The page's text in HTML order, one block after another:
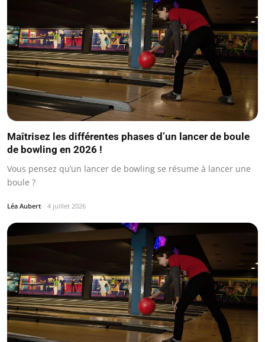
Maîtrisez les différentes phases d’un lancer de boule
de bowling en 2026 !
Vous pensez qu’un lancer de bowling se résume à lancer une
boule ?
Léa Aubert 4 juillet 2026